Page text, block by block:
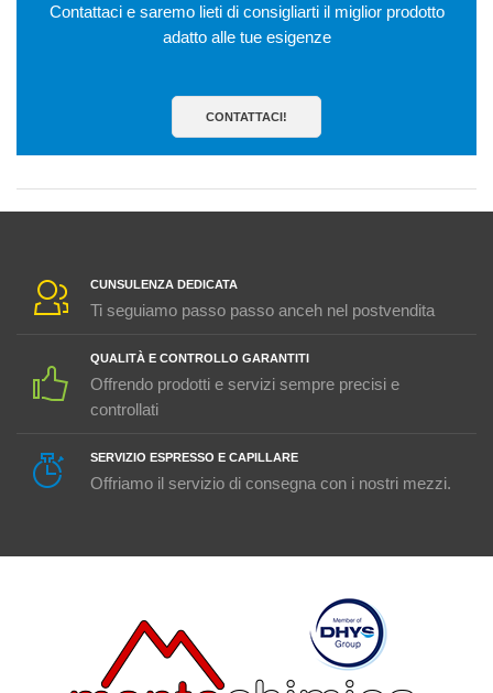
Contattaci e saremo lieti di consigliarti il miglior prodotto
adatto alle tue esigenze
CONTATTACI!
CUNSULENZA DEDICATA
Ti seguiamo passo passo anceh nel postvendita
QUALITÀ E CONTROLLO GARANTITI
Offrendo prodotti e servizi sempre precisi e
controllati
SERVIZIO ESPRESSO E CAPILLARE
Offriamo il servizio di consegna con i nostri mezzi.